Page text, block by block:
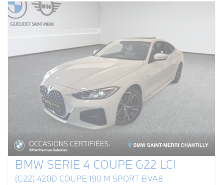
BMW SERIE 4 COUPE G22 LCI
(G22) 420D COUPE 190 M SPORT BVA8